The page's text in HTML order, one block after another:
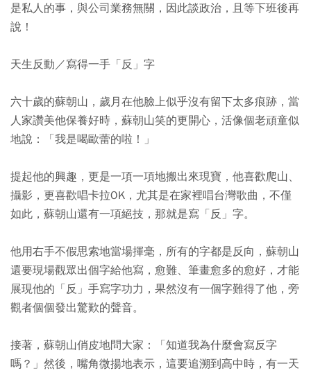
是私人的事，與公司業務無關，因此談政治，且等下班後再
說！
天生反動／寫得一手「反」字
六十歲的蘇朝山，歲月在他臉上似乎沒有留下太多痕跡，當
人家讚美他保養好時，蘇朝山笑的更開心，活像個老頑童似
地說：「我是喝歐蕾的啦！」
提起他的興趣，更是一項一項地搬出來現寶，他喜歡爬山、
攝影，更喜歡唱卡拉OK，尤其是在家裡唱台灣歌曲，不僅
如此，蘇朝山還有一項絕技，那就是寫「反」字。
他用右手不假思索地當場揮毫，所有的字都是反向，蘇朝山
還要現場觀眾出個字給他寫，愈難、筆畫愈多的愈好，才能
展現他的「反」手寫字功力，果然沒有一個字難得了他，旁
觀者個個發出驚歎的聲音。
接著，蘇朝山俏皮地問大家：「知道我為什麼會寫反字
嗎？」然後，嘴角微揚地表示，這要追溯到高中時，有一天